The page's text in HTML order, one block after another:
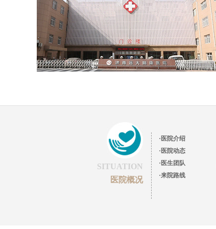
·医院介绍
·医院动态
·医生团队
·来院路线
SITUATION
医院概况